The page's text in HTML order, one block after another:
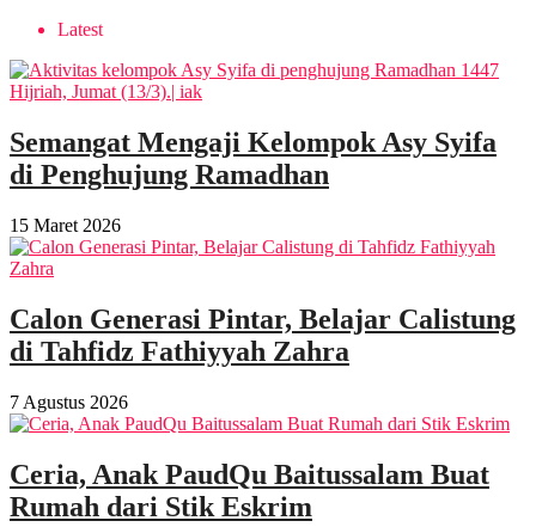
Latest
Semangat Mengaji Kelompok Asy Syifa
di Penghujung Ramadhan
15 Maret 2026
Calon Generasi Pintar, Belajar Calistung
di Tahfidz Fathiyyah Zahra
7 Agustus 2026
Ceria, Anak PaudQu Baitussalam Buat
Rumah dari Stik Eskrim